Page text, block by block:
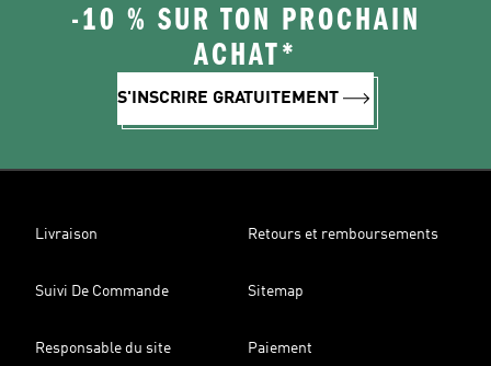
-10 % SUR TON PROCHAIN
ACHAT*
S'INSCRIRE GRATUITEMENT
Livraison Retours et remboursements
Suivi De Commande Sitemap
Responsable du site Paiement